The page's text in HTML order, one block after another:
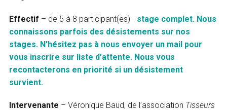
Effectif – de 5 à 8 participant(es) - stage complet. Nous
connaissons parfois des désistements sur nos
stages. N’hésitez pas à nous envoyer un mail pour
vous inscrire sur liste d’attente. Nous vous
recontacterons en priorité si un désistement
survient.
Intervenante – Véronique Baud, de l’association Tisseurs